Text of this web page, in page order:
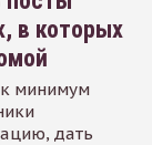
в которых
минимум
дать